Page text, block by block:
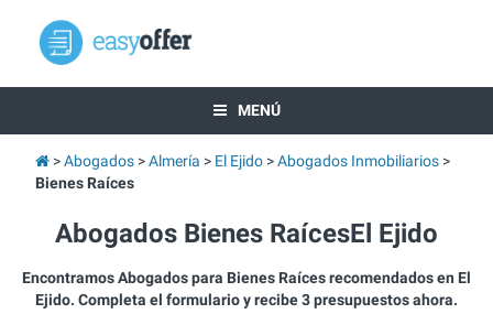
MENÚ
Abogados Almería El Ejido
Abogados Inmobiliarios
Bienes Raíces
Abogados Bienes RaícesEl Ejido
Encontramos Abogados para Bienes Raíces recomendados en El
Ejido. Completa el formulario y recibe 3 presupuestos ahora.